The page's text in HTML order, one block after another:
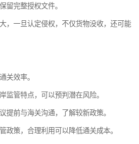
留完整授权文件。
，一旦认定侵权，不仅货物没收，还可能
关效率。
监管特点，可以预判潜在风险。
提前与海关沟通，了解较新政策。
政策，合理利用可以降低通关成本。